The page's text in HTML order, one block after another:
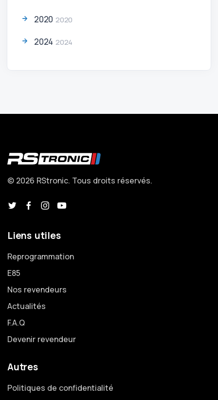
2020 2020
2024 2024
© 2026 RStronic. Tous droits réservés.
Liens utiles
Reprogrammation
E85
Nos revendeurs
Actualités
F.A.Q
Devenir revendeur
Autres
Politiques de confidentialité